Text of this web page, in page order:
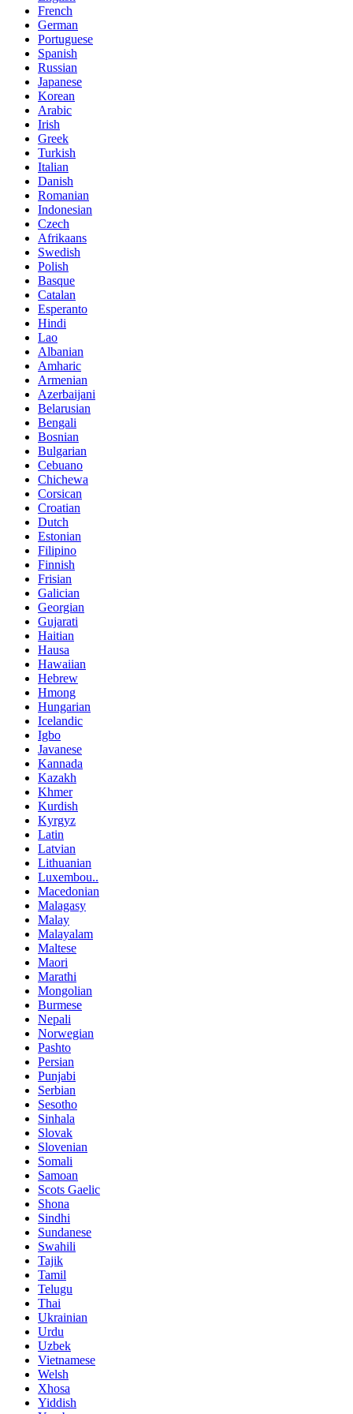
French
German
Portuguese
Spanish
Russian
Japanese
Korean
Arabic
Irish
Greek
Turkish
Italian
Danish
Romanian
Indonesian
Czech
Afrikaans
Swedish
Polish
Basque
Catalan
Esperanto
Hindi
Lao
Albanian
Amharic
Armenian
Azerbaijani
Belarusian
Bengali
Bosnian
Bulgarian
Cebuano
Chichewa
Corsican
Croatian
Dutch
Estonian
Filipino
Finnish
Frisian
Galician
Georgian
Gujarati
Haitian
Hausa
Hawaiian
Hebrew
Hmong
Hungarian
Icelandic
Igbo
Javanese
Kannada
Kazakh
Khmer
Kurdish
Kyrgyz
Latin
Latvian
Lithuanian
Luxembou..
Macedonian
Malagasy
Malay
Malayalam
Maltese
Maori
Marathi
Mongolian
Burmese
Nepali
Norwegian
Pashto
Persian
Punjabi
Serbian
Sesotho
Sinhala
Slovak
Slovenian
Somali
Samoan
Scots Gaelic
Shona
Sindhi
Sundanese
Swahili
Tajik
Tamil
Telugu
Thai
Ukrainian
Urdu
Uzbek
Vietnamese
Welsh
Xhosa
Yiddish